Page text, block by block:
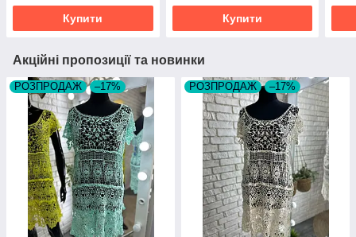
Купити Купити
Акційні пропозиції та новинки
РОЗПРОДАЖ –17% РОЗПРОДАЖ –17%